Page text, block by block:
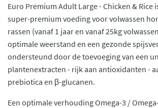
Euro Premium Adult Large - Chicken & Rice
super-premium voeding voor volwassen
rassen (vanaf 1 jaar en vanaf 25kg
optimale weerstand en een gezonde
ondersteund door de toevoeging van een
plantenextracten - rijk aan antioxidanten -
prebiotica en β-glucanen.
Een optimale verhouding Omega-3 /